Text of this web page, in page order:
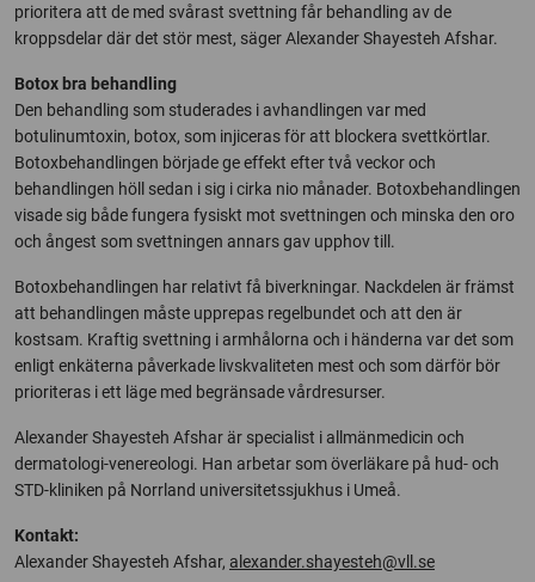
prioritera att de med svårast svettning får behandling av de
kroppsdelar där det stör mest, säger Alexander Shayesteh Afshar.
Botox bra behandling
Den behandling som studerades i avhandlingen var med
botulinumtoxin, botox, som injiceras för att blockera svettkörtlar.
Botoxbehandlingen började ge effekt efter två veckor och
behandlingen höll sedan i sig i cirka nio månader. Botoxbehandlingen
visade sig både fungera fysiskt mot svettningen och minska den oro
och ångest som svettningen annars gav upphov till.
Botoxbehandlingen har relativt få biverkningar. Nackdelen är främst
att behandlingen måste upprepas regelbundet och att den är
kostsam. Kraftig svettning i armhålorna och i händerna var det som
enligt enkäterna påverkade livskvaliteten mest och som därför bör
prioriteras i ett läge med begränsade vårdresurser.
Alexander Shayesteh Afshar är specialist i allmänmedicin och
dermatologi-venereologi. Han arbetar som överläkare på hud- och
STD-kliniken på Norrland universitetssjukhus i Umeå.
Kontakt:
Alexander Shayesteh Afshar, alexander.shayesteh@vll.se